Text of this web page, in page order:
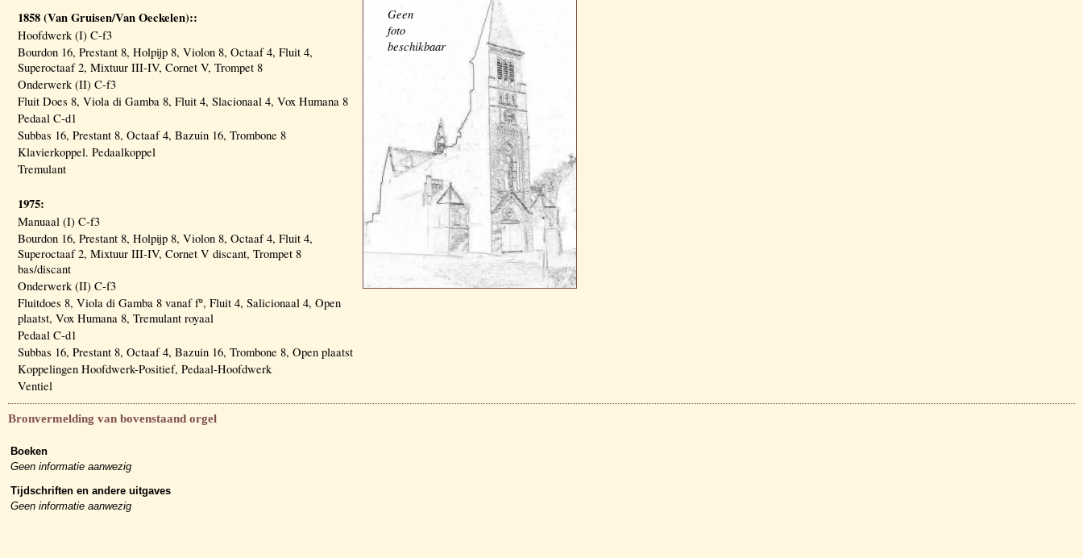
1858 (Van Gruisen/Van Oeckelen)::
Hoofdwerk (I) C-f3
Bourdon 16, Prestant 8, Holpijp 8, Violon 8, Octaaf 4, Fluit 4,
Superoctaaf 2, Mixtuur III-IV, Cornet V, Trompet 8
Onderwerk (II) C-f3
Fluit Does 8, Viola di Gamba 8, Fluit 4, Slacionaal 4, Vox Humana 8
Pedaal C-d1
Subbas 16, Prestant 8, Octaaf 4, Bazuin 16, Trombone 8
Klavierkoppel. Pedaalkoppel
Tremulant
1975:
Manuaal (I) C-f3
Bourdon 16, Prestant 8, Holpijp 8, Violon 8, Octaaf 4, Fluit 4,
Superoctaaf 2, Mixtuur III-IV, Cornet V discant, Trompet 8
bas/discant
Onderwerk (II) C-f3
Fluitdoes 8, Viola di Gamba 8 vanaf fº, Fluit 4, Salicionaal 4, Open
plaatst, Vox Humana 8, Tremulant royaal
Pedaal C-d1
Subbas 16, Prestant 8, Octaaf 4, Bazuin 16, Trombone 8, Open plaatst
Koppelingen Hoofdwerk-Positief, Pedaal-Hoofdwerk
Ventiel
Geen
foto
beschikbaar
Bronvermelding van bovenstaand orgel
Boeken
Geen informatie aanwezig
Tijdschriften en andere uitgaves
Geen informatie aanwezig